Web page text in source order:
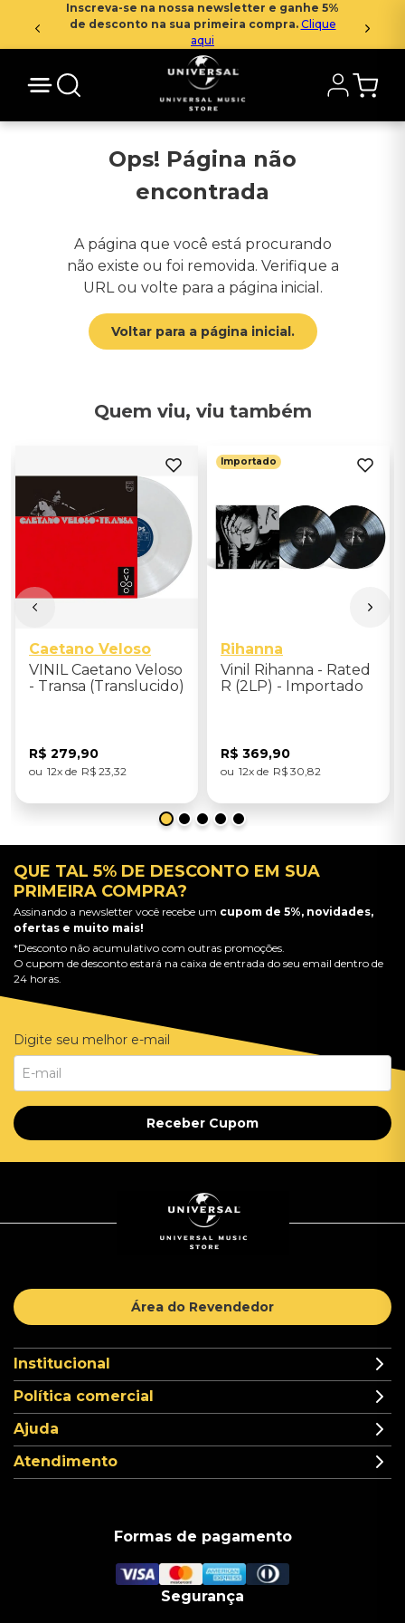
Inscreva-se na nossa newsletter e ganhe 5%
de desconto na sua primeira compra. Clique
aqui
Ops! Página não
encontrada
A página que você está procurando
não existe ou foi removida. Verifique a
URL ou volte para a página inicial.
Voltar para a página inicial.
Quem viu, viu também
Caetano Veloso
VINIL Caetano Veloso
- Transa (Translucido)
R$ 279,90
12 R$ 23 32
Importado
Rihanna
Vinil Rihanna - Rated
R (2LP) - Importado
R$ 369,90
12 R$ 30 82
QUE TAL 5% DE DESCONTO EM SUA
PRIMEIRA COMPRA?
Assinando a newsletter você recebe um cupom de 5%, novidades,
ofertas e muito mais!
*Desconto não acumulativo com outras promoções.
O cupom de desconto estará na caixa de entrada do seu email dentro de
24 horas.
Digite seu melhor e-mail
Receber Cupom
Área do Revendedor
Institucional
Política comercial
Ajuda
Atendimento
Formas de pagamento
Segurança